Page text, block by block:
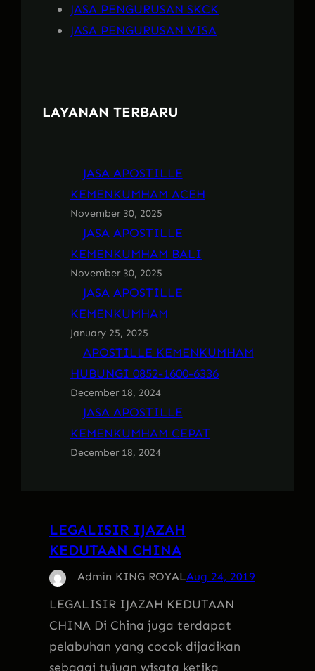
JASA PENGURUSAN SKCK
JASA PENGURUSAN VISA
LAYANAN TERBARU
JASA APOSTILLE
KEMENKUMHAM ACEH
November 30, 2025
JASA APOSTILLE
KEMENKUMHAM BALI
November 30, 2025
JASA APOSTILLE
KEMENKUMHAM
January 25, 2025
APOSTILLE KEMENKUMHAM
HUBUNGI 0852-1600-6336
December 18, 2024
JASA APOSTILLE
KEMENKUMHAM CEPAT
December 18, 2024
LEGALISIR IJAZAH
KEDUTAAN CHINA
Admin KING ROYALAug 24, 2019
LEGALISIR IJAZAH KEDUTAAN
CHINA Di China juga terdapat
pelabuhan yang cocok dijadikan
sebagai tujuan wisata ketika